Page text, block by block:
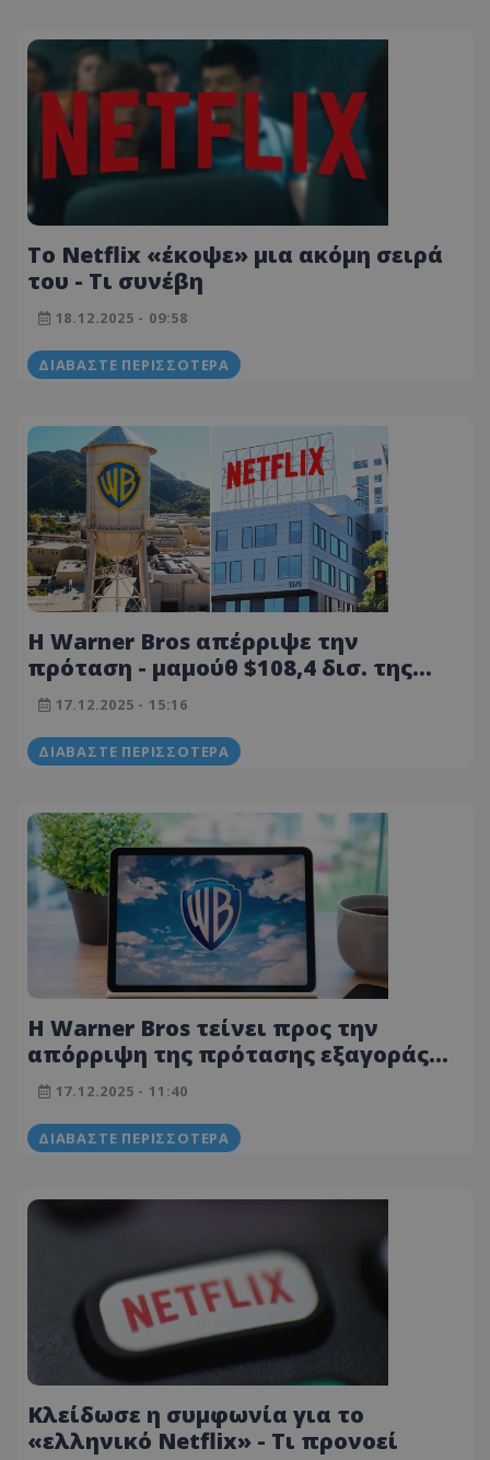
Το Netflix «έκοψε» μια ακόμη σειρά
του - Τι συνέβη
18.12.2025 - 09:58
ΔΙΑΒΆΣΤΕ ΠΕΡΙΣΣΌΤΕΡΑ
Η Warner Bros απέρριψε την
πρόταση - μαμούθ $108,4 δισ. της
Paramount, ανοιχτός ο δρόμος για το
Netflix
17.12.2025 - 15:16
ΔΙΑΒΆΣΤΕ ΠΕΡΙΣΣΌΤΕΡΑ
Η Warner Bros τείνει προς την
απόρριψη της πρότασης εξαγοράς
της Paramount και προκρίνει αυτή
του Netflix
17.12.2025 - 11:40
ΔΙΑΒΆΣΤΕ ΠΕΡΙΣΣΌΤΕΡΑ
Κλείδωσε η συμφωνία για το
«ελληνικό Netflix» - Τι προνοεί